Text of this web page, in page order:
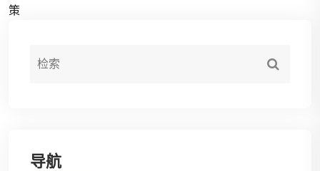
策
导航